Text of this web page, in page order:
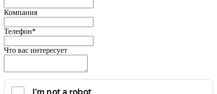
Компания
Телефон*
Что вас интересует